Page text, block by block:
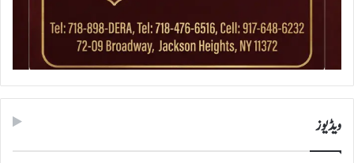
ویڈیوز